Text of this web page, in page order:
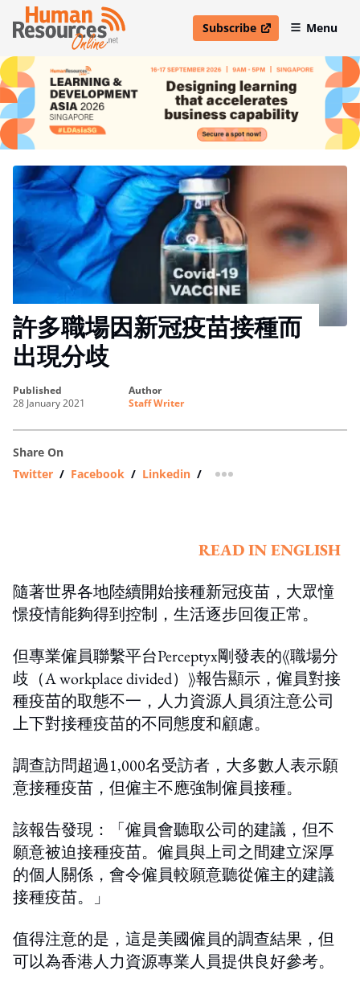
Subscribe
open in new windowMenu
許多職場因新冠疫苗接種而
出現分歧
published
28 January 2021
author
Staff Writer
Share On
Twitter / Facebook / Linkedin / more sharing option
READ IN ENGLISH
隨著世界各地陸續開始接種新冠疫苗，大眾憧
憬疫情能夠得到控制，生活逐步回復正常。
但專業僱員聯繫平台Perceptyx剛發表的《職場分
歧（A workplace divided）》報告顯示，僱員對接
種疫苗的取態不一，人力資源人員須注意公司
上下對接種疫苗的不同態度和顧慮。
調查訪問超過1,000名受訪者，大多數人表示願
意接種疫苗，但僱主不應強制僱員接種。
該報告發現：「僱員會聽取公司的建議，但不
願意被迫接種疫苗。僱員與上司之間建立深厚
的個人關係，會令僱員較願意聽從僱主的建議
接種疫苗。」
值得注意的是，這是美國僱員的調查結果，但
可以為香港人力資源專業人員提供良好參考。